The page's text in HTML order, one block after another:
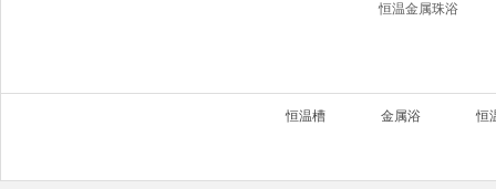
恒温金属珠浴
恒温槽 金属浴 恒